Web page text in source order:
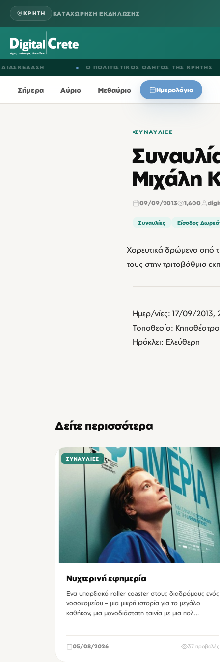
ΚΡΗΤΗ ΚΑΤΑΧΩΡΗΣΗ ΕΚΔΗΛΩΣΗΣ
Ο ΠΟΛΙΤΙΣΤΙΚΟΣ ΟΔΗΓΟΣ ΤΗΣ ΚΡΗΤΗΣ
Σήμερα Αύριο Μεθαύριο Ημερολόγιο
ΣΥΝΑΥΛΊΕΣ
Μιχάλη
09/09/2013 1,600
Συναυλίες Είσοδος
Xορευτικά δρώμενα από
τους στην τριτοβάθμια
Ημερ/νίες: 17/09/2013,
Τοποθεσία:
Ηράκλει: Ελεύθερη
Δείτε περισσότερα
ΣΥΝΑΥΛΊΕΣ
Νυχτερινή εφημερία
Ενα υπαρξιακό roller coaster στους διαδρόμους ενός
νοσοκομείου – μια μικρή ιστορία για το μεγάλο
καθήκον, μια μονοδιάστατη ταινία με μια πολ…
05/08/2026 37 προβολές